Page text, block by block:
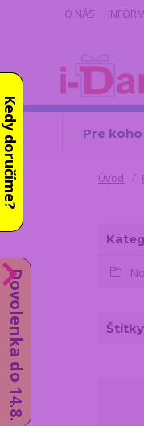
O NÁS
Pre koho
Úvod
Dovolenka do 14.8.
Kedy doručíme?